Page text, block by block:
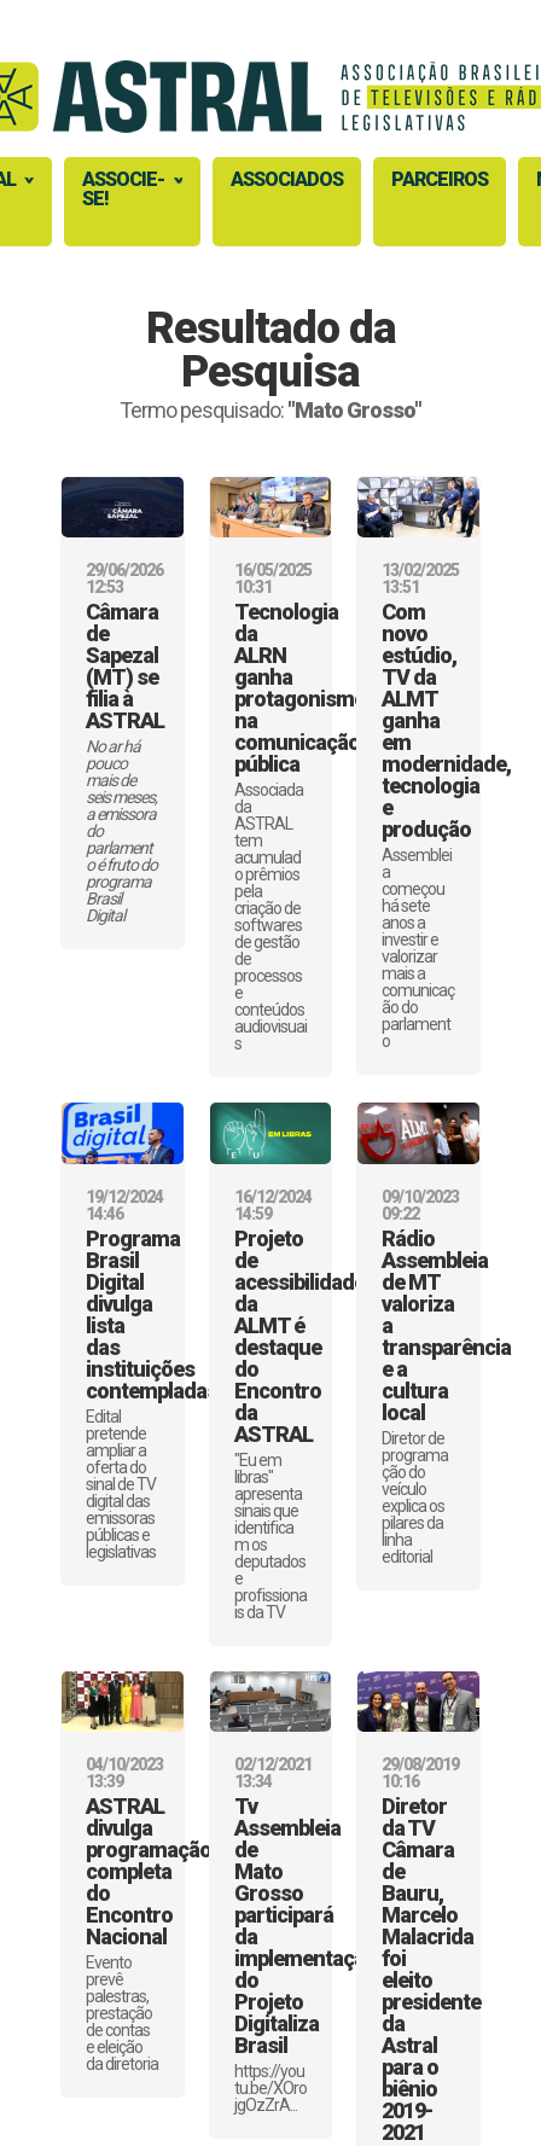
ASSOCIE-
SE!
ASSOCIADOS PARCEIROS
Resultado da
Pesquisa
Termo pesquisado:"Mato Grosso"
29/06/2026
12:53
Câmara
de
Sapezal
(MT) se
filia à
ASTRAL
No ar há
pouco
mais de
seis meses,
a emissora
do
parlament
o é fruto do
programa
Brasil
Digital
16/05/2025
10:31
Tecnologia
da
ALRN
ganha
protagonismo
na
comunicação
pública
Associada
da
ASTRAL
tem
acumulad
o prêmios
pela
criação de
softwares
de gestão
de
processos
e
conteúdos
audiovisuai
s
13/02/2025
13:51
Com
novo
estúdio,
TV da
ALMT
ganha
em
modernidade,
tecnologia
e
produção
Assemblei
a
começou
há sete
anos a
investir e
valorizar
mais a
comunicaç
ão do
parlament
o
19/12/2024
14:46
Programa
Brasil
Digital
divulga
lista
das
instituições
contempladas
Edital
pretende
ampliar a
oferta do
sinal de TV
digital das
emissoras
públicas e
legislativas
16/12/2024
14:59
Projeto
de
acessibilidade
da
ALMT é
destaque
do
Encontro
da
ASTRAL
"Eu em
libras"
apresenta
sinais que
identifica
m os
deputados
e
profissiona
is da TV
09/10/2023
09:22
Rádio
Assembleia
de MT
valoriza
a
transparência
e a
cultura
local
Diretor de
programa
ção do
veículo
explica os
pilares da
linha
editorial
04/10/2023
13:39
ASTRAL
divulga
programação
completa
do
Encontro
Nacional
Evento
prevê
palestras,
prestação
de contas
e eleição
da diretoria
02/12/2021
13:34
Tv
Assembleia
de
Mato
Grosso
participará
da
implementação
do
Projeto
Digitaliza
Brasil
https://you
tu.be/XOro
jgOzZrA...
29/08/2019
10:16
Diretor
da TV
Câmara
de
Bauru,
Marcelo
Malacrida
foi
eleito
presidente
da
Astral
para o
biênio
2019-
2021